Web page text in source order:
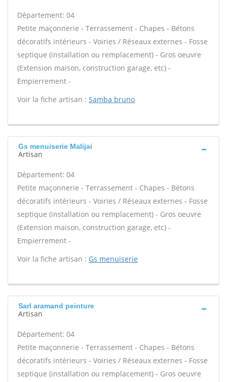
Département: 04
Petite maçonnerie - Terrassement - Chapes - Bétons
décoratifs intérieurs - Voiries / Réseaux externes - Fosse
septique (installation ou remplacement) - Gros oeuvre
(Extension maison, construction garage, etc) -
Empierrement -
Voir la fiche artisan : Samba bruno
Gs menuiserie Malijai
Artisan
Département: 04
Petite maçonnerie - Terrassement - Chapes - Bétons
décoratifs intérieurs - Voiries / Réseaux externes - Fosse
septique (installation ou remplacement) - Gros oeuvre
(Extension maison, construction garage, etc) -
Empierrement -
Voir la fiche artisan : Gs menuiserie
Sarl aramand peinture
Artisan
Département: 04
Petite maçonnerie - Terrassement - Chapes - Bétons
décoratifs intérieurs - Voiries / Réseaux externes - Fosse
septique (installation ou remplacement) - Gros oeuvre